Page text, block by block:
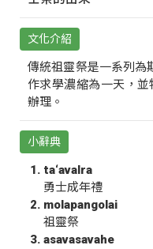
文化介紹
傳統祖靈祭是一系列為
作求學濃縮為一天，
辦理。
小辭典
ta‘avalra
勇士成年禮
molapangolai
祖靈祭
asavasavahe